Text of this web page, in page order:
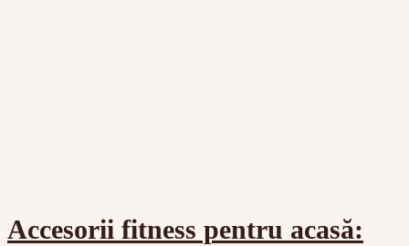
Accesorii fitness pentru acasă: